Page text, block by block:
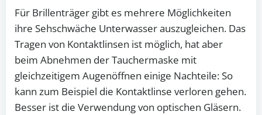
Für Brillenträger gibt es mehrere Möglichkeiten
ihre Sehschwäche Unterwasser auszugleichen. Das
Tragen von Kontaktlinsen ist möglich, hat aber
beim Abnehmen der Tauchermaske mit
gleichzeitigem Augenöffnen einige Nachteile: So
kann zum Beispiel die Kontaktlinse verloren gehen.
Besser ist die Verwendung von optischen Gläsern.